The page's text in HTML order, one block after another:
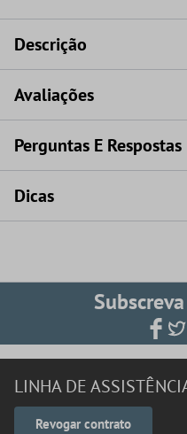
Descrição
Avaliações
Perguntas E Respostas
Dicas
LINHA DE
Revogar contrato